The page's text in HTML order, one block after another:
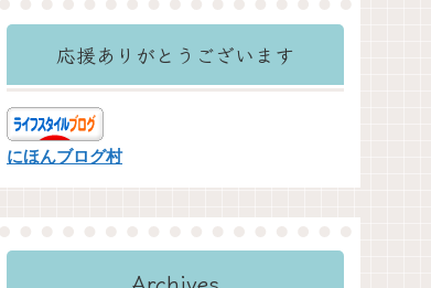
応援ありがとうございます
にほんブログ村